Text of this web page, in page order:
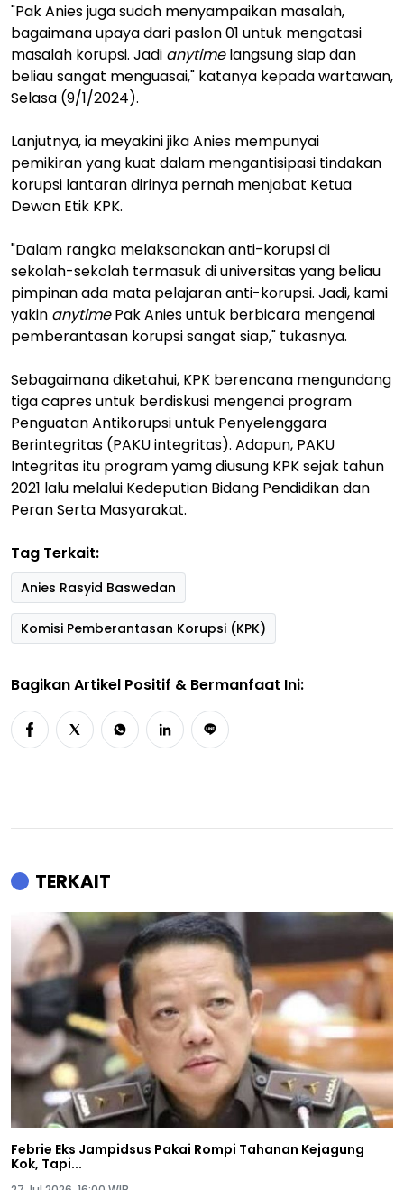
"Pak Anies juga sudah menyampaikan masalah,
bagaimana upaya dari paslon 01 untuk mengatasi
masalah korupsi. Jadi anytimelangsung siap dan
beliau sangat menguasai," katanya kepada wartawan,
Selasa (9/1/2024).
Lanjutnya, ia meyakini jika Anies mempunyai
pemikiran yang kuat dalam mengantisipasi tindakan
korupsi lantaran dirinya pernah menjabat Ketua
Dewan Etik KPK.
"Dalam rangka melaksanakan anti-korupsi di
sekolah-sekolah termasuk di universitas yang beliau
pimpinan ada mata pelajaran anti-korupsi. Jadi, kami
yakin anytimePak Anies untuk berbicara mengenai
pemberantasan korupsi sangat siap," tukasnya.
Sebagaimana diketahui, KPK berencana mengundang
tiga capres untuk berdiskusi mengenai program
Penguatan Antikorupsi untuk Penyelenggara
Berintegritas (PAKU integritas). Adapun, PAKU
Integritas itu program yamg diusung KPK sejak tahun
2021 lalu melalui Kedeputian Bidang Pendidikan dan
Peran Serta Masyarakat.
Tag Terkait:
Anies Rasyid Baswedan
Komisi Pemberantasan Korupsi (KPK)
Bagikan Artikel Positif & Bermanfaat Ini:
TERKAIT
Febrie Eks Jampidsus Pakai Rompi Tahanan Kejagung
Kok, Tapi...